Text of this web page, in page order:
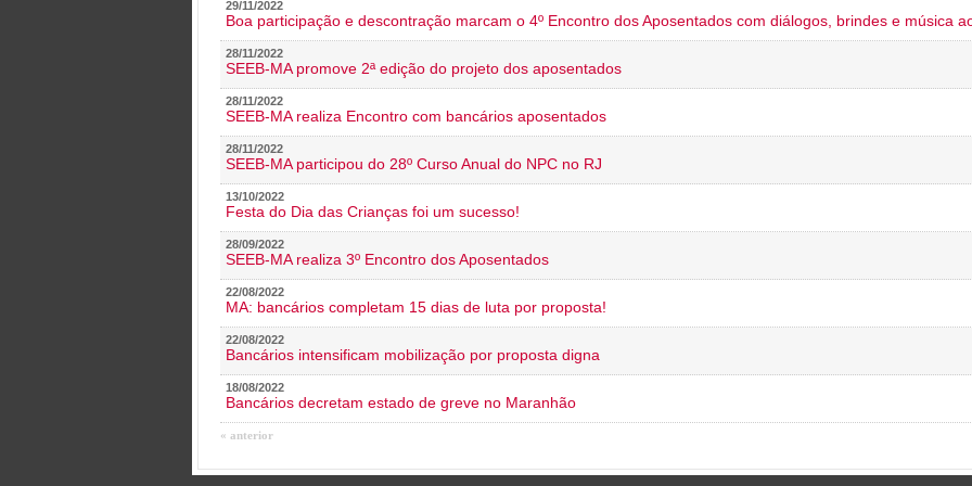
29/11/2022
Boa participação e descontração marcam o 4º Encontro dos Aposentados com diálogos, brindes e música
28/11/2022
SEEB-MA promove 2ª edição do projeto dos aposentados
28/11/2022
SEEB-MA realiza Encontro com bancários aposentados
28/11/2022
SEEB-MA participou do 28º Curso Anual do NPC no RJ
13/10/2022
Festa do Dia das Crianças foi um sucesso!
28/09/2022
SEEB-MA realiza 3º Encontro dos Aposentados
22/08/2022
MA: bancários completam 15 dias de luta por proposta!
22/08/2022
Bancários intensificam mobilização por proposta digna
18/08/2022
Bancários decretam estado de greve no Maranhão
« anterior